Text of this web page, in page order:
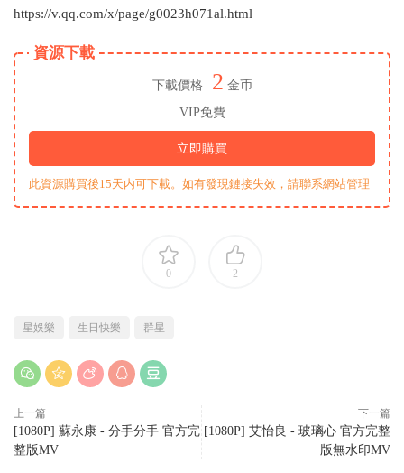
https://v.qq.com/x/page/g0023h071al.html
資源下載
下載價格 2 金币
VIP免費
立即購買
此資源購買後15天内可下載。如有發現鏈接失效，請聯系網站管理
0 2
星娛樂 生日快樂 群星
上一篇
[1080P] 蘇永康 - 分手分手 官方完
整版MV
下一篇
[1080P] 艾怡良 - 玻璃心 官方完整
版無水印MV